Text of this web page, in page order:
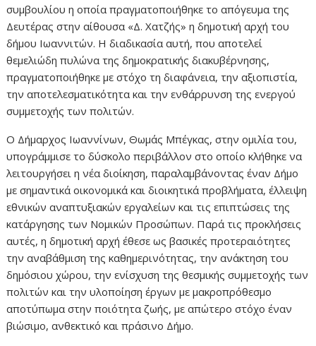
συμβουλίου η οποία πραγματοποιήθηκε το απόγευμα της
Δευτέρας στην αίθουσα «Δ. Χατζής» η δημοτική αρχή του
δήμου Ιωαννιτών. Η διαδικασία αυτή, που αποτελεί
θεμελιώδη πυλώνα της δημοκρατικής διακυβέρνησης,
πραγματοποιήθηκε με στόχο τη διαφάνεια, την αξιοπιστία,
την αποτελεσματικότητα και την ενθάρρυνση της ενεργού
συμμετοχής των πολιτών.
Ο Δήμαρχος Ιωαννίνων, Θωμάς Μπέγκας, στην ομιλία του,
υπογράμμισε το δύσκολο περιβάλλον στο οποίο κλήθηκε να
λειτουργήσει η νέα διοίκηση, παραλαμβάνοντας έναν Δήμο
με σημαντικά οικονομικά και διοικητικά προβλήματα, έλλειψη
εθνικών αναπτυξιακών εργαλείων και τις επιπτώσεις της
κατάργησης των Νομικών Προσώπων. Παρά τις προκλήσεις
αυτές, η δημοτική αρχή έθεσε ως βασικές προτεραιότητες
την αναβάθμιση της καθημερινότητας, την ανάκτηση του
δημόσιου χώρου, την ενίσχυση της θεσμικής συμμετοχής των
πολιτών και την υλοποίηση έργων με μακροπρόθεσμο
αποτύπωμα στην ποιότητα ζωής, με απώτερο στόχο έναν
βιώσιμο, ανθεκτικό και πράσινο Δήμο.